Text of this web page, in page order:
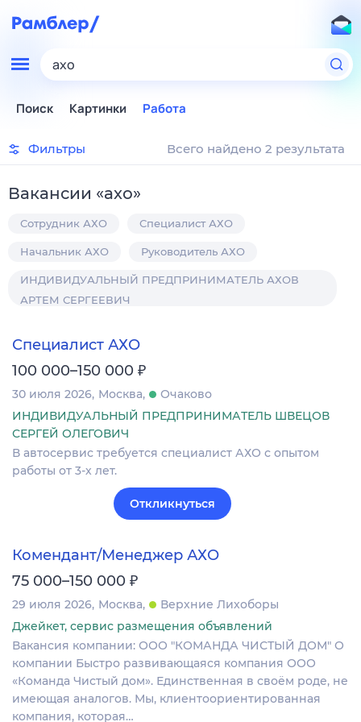
ахо
Поиск Картинки Работа
Фильтры Всего найдено 2 результата
Вакансии «ахо»
Сотрудник АХО Специалист АХО
Начальник АХО Руководитель АХО
ИНДИВИДУАЛЬНЫЙ ПРЕДПРИНИМАТЕЛЬ АХОВ
АРТЕМ СЕРГЕЕВИЧ
Специалист АХО
100 000–150 000 ₽
30 июля 2026 Москва
Очаково
ИНДИВИДУАЛЬНЫЙ ПРЕДПРИНИМАТЕЛЬ ШВЕЦОВ
СЕРГЕЙ ОЛЕГОВИЧ
В автосервис требуется специалист АХО с опытом
работы от 3-х лет.
Откликнуться
Комендант/Менеджер АХО
75 000–150 000 ₽
29 июля 2026 Москва
Верхние Лихоборы
Джейкет, сервис размещения объявлений
Вакансия компании: ООО "КОМАНДА ЧИСТЫЙ ДОМ" О
компании Быстро развивающаяся компания ООО
«Команда Чистый дом». Единственная в своём роде, не
имеющая аналогов. Мы, клиентоориентированная
компания, которая…